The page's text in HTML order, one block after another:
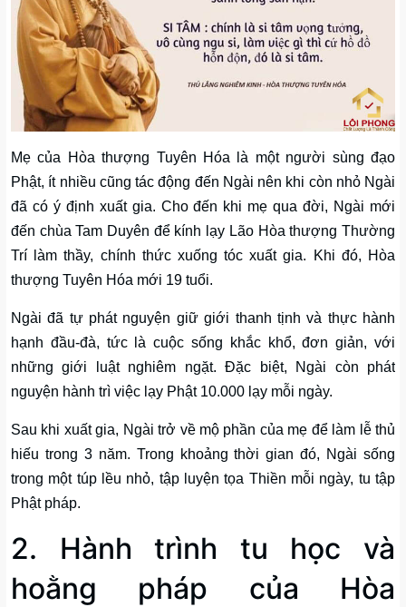
Mẹ của Hòa thượng Tuyên Hóa là một người sùng đạo
Phật, ít nhiều cũng tác động đến Ngài nên khi còn nhỏ Ngài
đã có ý định xuất gia. Cho đến khi mẹ qua đời, Ngài mới
đến chùa Tam Duyên để kính lạy Lão Hòa thượng Thường
Trí làm thầy, chính thức xuống tóc xuất gia. Khi đó, Hòa
thượng Tuyên Hóa mới 19 tuổi.
Ngài đã tự phát nguyện giữ giới thanh tịnh và thực hành
hạnh đầu-đà, tức là cuộc sống khắc khổ, đơn giản, với
những giới luật nghiêm ngặt. Đặc biệt, Ngài còn phát
nguyện hành trì việc lạy Phật 10.000 lạy mỗi ngày.
Sau khi xuất gia, Ngài trở về mộ phần của mẹ để làm lễ thủ
hiếu trong 3 năm. Trong khoảng thời gian đó, Ngài sống
trong một túp lều nhỏ, tập luyện tọa Thiền mỗi ngày, tu tập
Phật pháp.
2. Hành trình tu học và
hoằng pháp của Hòa